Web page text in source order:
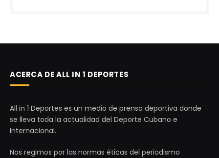
ACERCA DE ALL IN 1 DEPORTES
All in 1 Deportes es un medio de prensa deportiva donde
se lleva toda la actualidad del Deporte Cubano e
Internacional.
Nos regimos por las normas éticas del periodismo